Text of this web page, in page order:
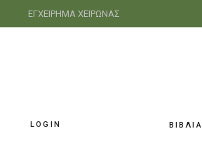
ΕΓΧΕΙΡΗΜΑ ΧΕΙΡΩΝΑΣ
LOGIN ΒΙΒΛΙΑ